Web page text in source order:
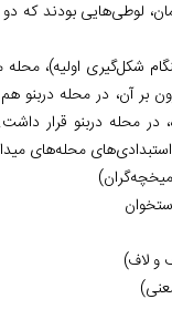
لوطی‌هایی بودند
شکل‌گیری اولیه)‌،
آن، در محله دربنو
محله دربنو قرار
محله‌های
میخچه‌گران)
و لاف)